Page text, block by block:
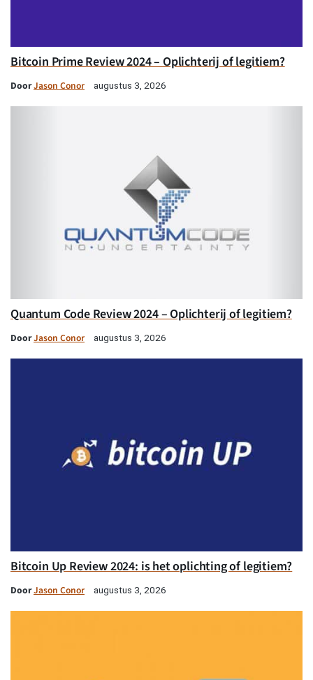
Bitcoin Prime Review 2024 – Oplichterij of legitiem?
DoorJason Conor augustus 3, 2026
Quantum Code Review 2024 – Oplichterij of legitiem?
DoorJason Conor augustus 3, 2026
Bitcoin Up Review 2024: is het oplichting of legitiem?
DoorJason Conor augustus 3, 2026